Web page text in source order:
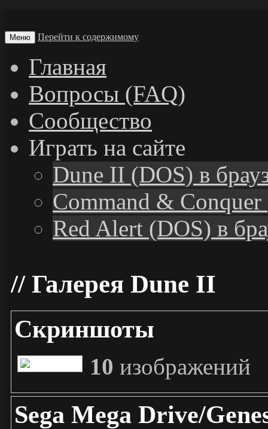
Меню Перейти к содержимому
Главная
Вопросы (FAQ)
Сообщество
Играть на сайте
Dune II (DOS) в
Command & Conquer
Red Alert (DOS) в
Галерея Dune II
Скриншоты
10 изображений
Sega Mega Drive/